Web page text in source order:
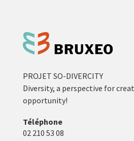
PROJET SO-DIVERCITY
Diversity, a perspective for
opportunity!
Téléphone
02 210 53 08